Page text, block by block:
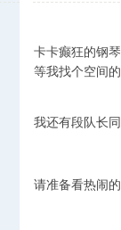
卡卡癫狂的钢
等我找个空间
我还有段队长
请准备看热闹